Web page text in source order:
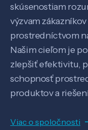
skúsenostiam
výzvam
prostredníctvom
Našim cieľom je
zlepšiť efektivitu,
schopnosť
produktov a
Viac o spoločnosti